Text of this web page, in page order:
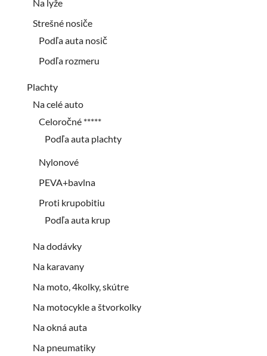
Na lyže
Strešné nosiče
Podľa auta nosič
Podľa rozmeru
Plachty
Na celé auto
Celoročné *****
Podľa auta plachty
Nylonové
PEVA+bavlna
Proti krupobitiu
Podľa auta krup
Na dodávky
Na karavany
Na moto, 4kolky, skútre
Na motocykle a štvorkolky
Na okná auta
Na pneumatiky